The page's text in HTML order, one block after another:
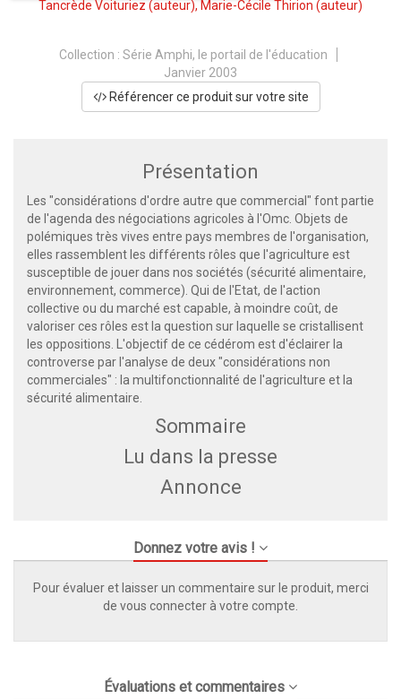
Tancrède Voituriez (auteur), Marie-Cécile Thirion (auteur)
Collection : Série Amphi, le portail de l'éducation
Janvier 2003
Référencer ce produit sur votre site
Présentation
Les "considérations d'ordre autre que commercial" font partie
de l'agenda des négociations agricoles à l'Omc. Objets de
polémiques très vives entre pays membres de l'organisation,
elles rassemblent les différents rôles que l'agriculture est
susceptible de jouer dans nos sociétés (sécurité alimentaire,
environnement, commerce). Qui de l'Etat, de l'action
collective ou du marché est capable, à moindre coût, de
valoriser ces rôles est la question sur laquelle se cristallisent
les oppositions. L'objectif de ce cédérom est d'éclairer la
controverse par l'analyse de deux "considérations non
commerciales" : la multifonctionnalité de l'agriculture et la
sécurité alimentaire.
Sommaire
Lu dans la presse
Annonce
Donnez votre avis !
Pour évaluer et laisser un commentaire sur le produit, merci
de vous connecter à votre compte.
Évaluations et commentaires